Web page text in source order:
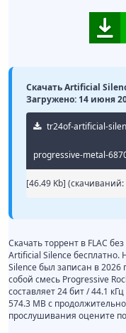
Скачать Artificial
Загружено: 14 июня
tr24of-artificial-
progressive-metal-
[46.49 Kb] (cкачиваний:
Скачать торрент в FLAC
Artificial Silence
Silence был записан в 2026
собой смесь Progressive
составляет 24 бит / 44.1
574.3 MB с
прослушивания оцените